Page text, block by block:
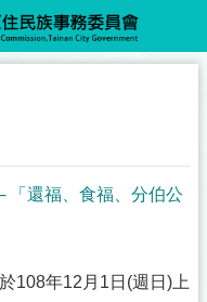
「還福、食福、分伯公
108年12月1日(週日)上